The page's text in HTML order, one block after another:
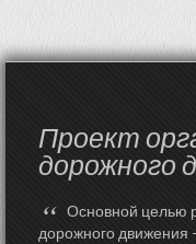
Проект
дорожного
“ Основной целью
дорожного движения